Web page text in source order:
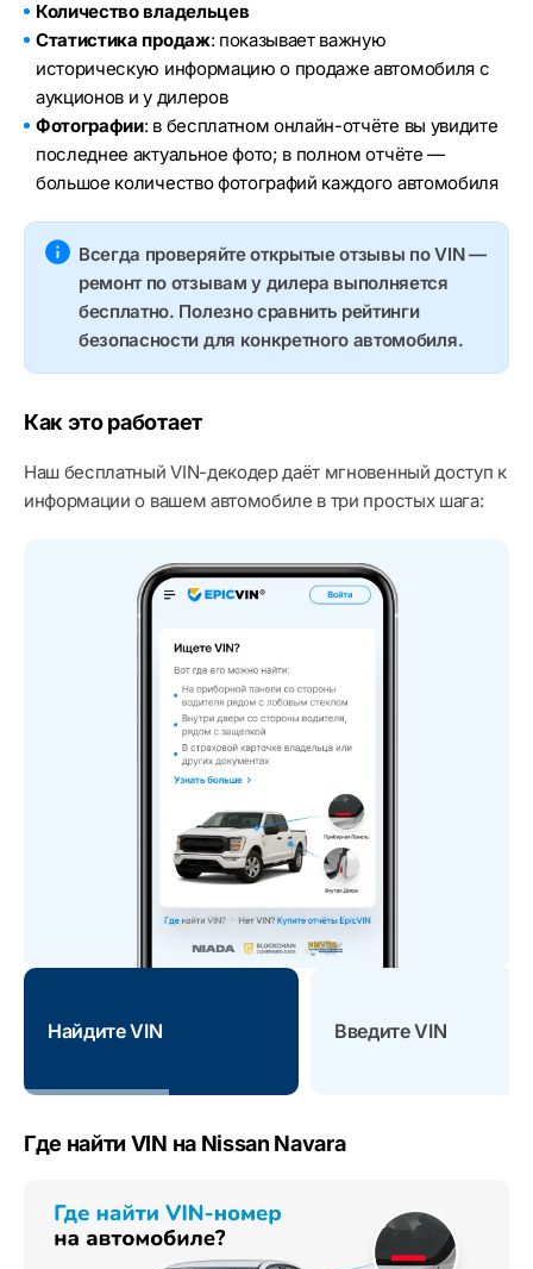
Количество владельцев
Статистика продаж: показывает важную
историческую информацию о продаже автомобиля с
аукционов и у дилеров
Фотографии: в бесплатном онлайн-отчёте вы увидите
последнее актуальное фото; в полном отчёте —
большое количество фотографий каждого автомобиля
Всегда проверяйте открытые отзывы по VIN —
ремонт по отзывам у дилера выполняется
бесплатно. Полезно сравнить рейтинги
безопасности для конкретного автомобиля.
Как это работает
Наш бесплатный VIN-декодер даёт мгновенный доступ к
информации о вашем автомобиле в три простых шага:
Найдите VIN Введите VIN
Где найти VIN на Nissan Navara